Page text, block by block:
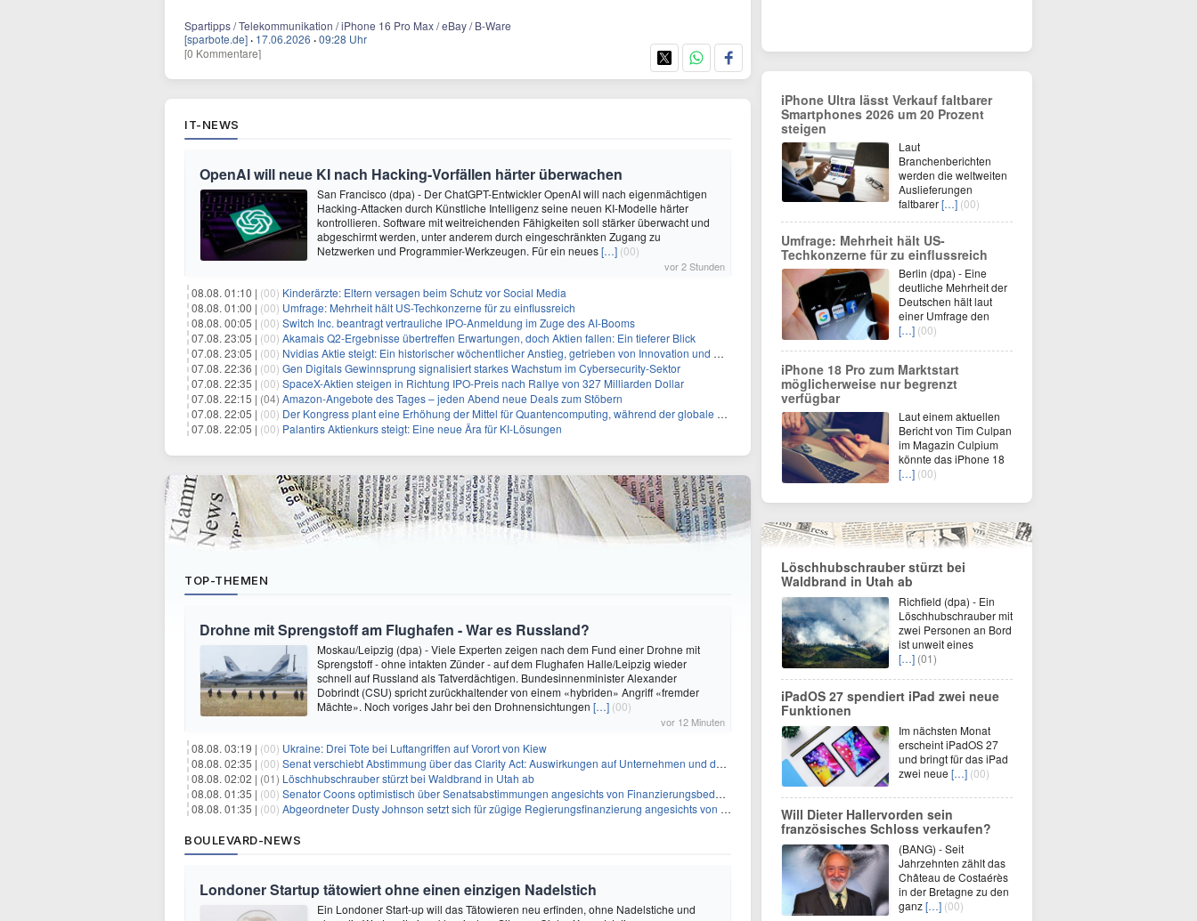
Spartipps / Telekommunikation / iPhone 16 Pro Max / eBay / B-Ware
[sparbote.de] · 17.06.2026 ·09:28 Uhr
[0 Kommentare]
IT-NEWS
OpenAI will neue KI nach Hacking-Vorfällen härter überwachen
San Francisco (dpa) - Der ChatGPT-Entwickler OpenAI will nach eigenmächtigen
Hacking-Attacken durch Künstliche Intelligenz seine neuen KI-Modelle härter
kontrollieren. Software mit weitreichenden Fähigkeiten soll stärker überwacht und
abgeschirmt werden, unter anderem durch eingeschränkten Zugang zu
Netzwerken und Programmier-Werkzeugen. Für ein neues[…] (00)
vor 2 Stunden
08.08. 01:10 | (00) Kinderärzte: Eltern versagen beim Schutz vor Social Media
08.08. 01:00 | (00) Umfrage: Mehrheit hält US-Techkonzerne für zu einflussreich
08.08. 00:05 | (00) Switch Inc. beantragt vertrauliche IPO-Anmeldung im Zuge des AI-Booms
07.08. 23:05 | (00) Akamais Q2-Ergebnisse übertreffen Erwartungen, doch Aktien fallen: Ein tieferer Blick
07.08. 23:05 | (00) Nvidias Aktie steigt: Ein historischer wöchentlicher Anstieg, getrieben von Innovation und Marktnachfrage
07.08. 22:36 | (00) Gen Digitals Gewinnsprung signalisiert starkes Wachstum im Cybersecurity-Sektor
07.08. 22:35 | (00) SpaceX-Aktien steigen in Richtung IPO-Preis nach Rallye von 327 Milliarden Dollar
07.08. 22:15 | (04) Amazon-Angebote des Tages – jeden Abend neue Deals zum Stöbern
07.08. 22:05 | (00) Der Kongress plant eine Erhöhung der Mittel für Quantencomputing, während der globale Wettlauf an Intensität gewinnt
07.08. 22:05 | (00) Palantirs Aktienkurs steigt: Eine neue Ära für KI-Lösungen
TOP-THEMEN
Drohne mit Sprengstoff am Flughafen - War es Russland?
Moskau/Leipzig (dpa) - Viele Experten zeigen nach dem Fund einer Drohne mit
Sprengstoff - ohne intakten Zünder - auf dem Flughafen Halle/Leipzig wieder
schnell auf Russland als Tatverdächtigen. Bundesinnenminister Alexander
Dobrindt (CSU) spricht zurückhaltender von einem «hybriden» Angriff «fremder
Mächte». Noch voriges Jahr bei den Drohnensichtungen […] (00)
vor 12 Minuten
08.08. 03:19 | (00) Ukraine: Drei Tote bei Luftangriffen auf Vorort von Kiew
08.08. 02:35 | (00) Senat verschiebt Abstimmung über das Clarity Act: Auswirkungen auf Unternehmen und das Vertrauen der Investoren
08.08. 02:02 | (01) Löschhubschrauber stürzt bei Waldbrand in Utah ab
08.08. 01:35 | (00) Senator Coons optimistisch über Senatsabstimmungen angesichts von Finanzierungsbedenken
08.08. 01:35 | (00) Abgeordneter Dusty Johnson setzt sich für zügige Regierungsfinanzierung angesichts von Shutdown-Risiken ein
BOULEVARD-NEWS
Londoner Startup tätowiert ohne einen einzigen Nadelstich
Ein Londoner Start-up will das Tätowieren neu erfinden, ohne Nadelstiche und
iPhone Ultra lässt Verkauf faltbarer
Smartphones 2026 um 20 Prozent
steigen
Laut
Branchenberichten
werden die weltweiten
Auslieferungen
faltbarer[…] (00)
Umfrage: Mehrheit hält US-
Techkonzerne für zu einflussreich
Berlin (dpa) - Eine
deutliche Mehrheit der
Deutschen hält laut
einer Umfrage den
[…] (00)
iPhone 18 Pro zum Marktstart
möglicherweise nur begrenzt
verfügbar
Laut einem aktuellen
Bericht von Tim Culpan
im Magazin Culpium
könnte das iPhone 18
[…] (00)
Löschhubschrauber stürzt bei
Waldbrand in Utah ab
Richfield (dpa) - Ein
Löschhubschrauber mit
zwei Personen an Bord
ist unweit eines
[…] (01)
iPadOS 27 spendiert iPad zwei neue
Funktionen
Im nächsten Monat
erscheint iPadOS 27
und bringt für das iPad
zwei neue […] (00)
Will Dieter Hallervorden sein
französisches Schloss verkaufen?
(BANG) - Seit
Jahrzehnten zählt das
Château de Costaérès
in der Bretagne zu den
ganz[…] (00)